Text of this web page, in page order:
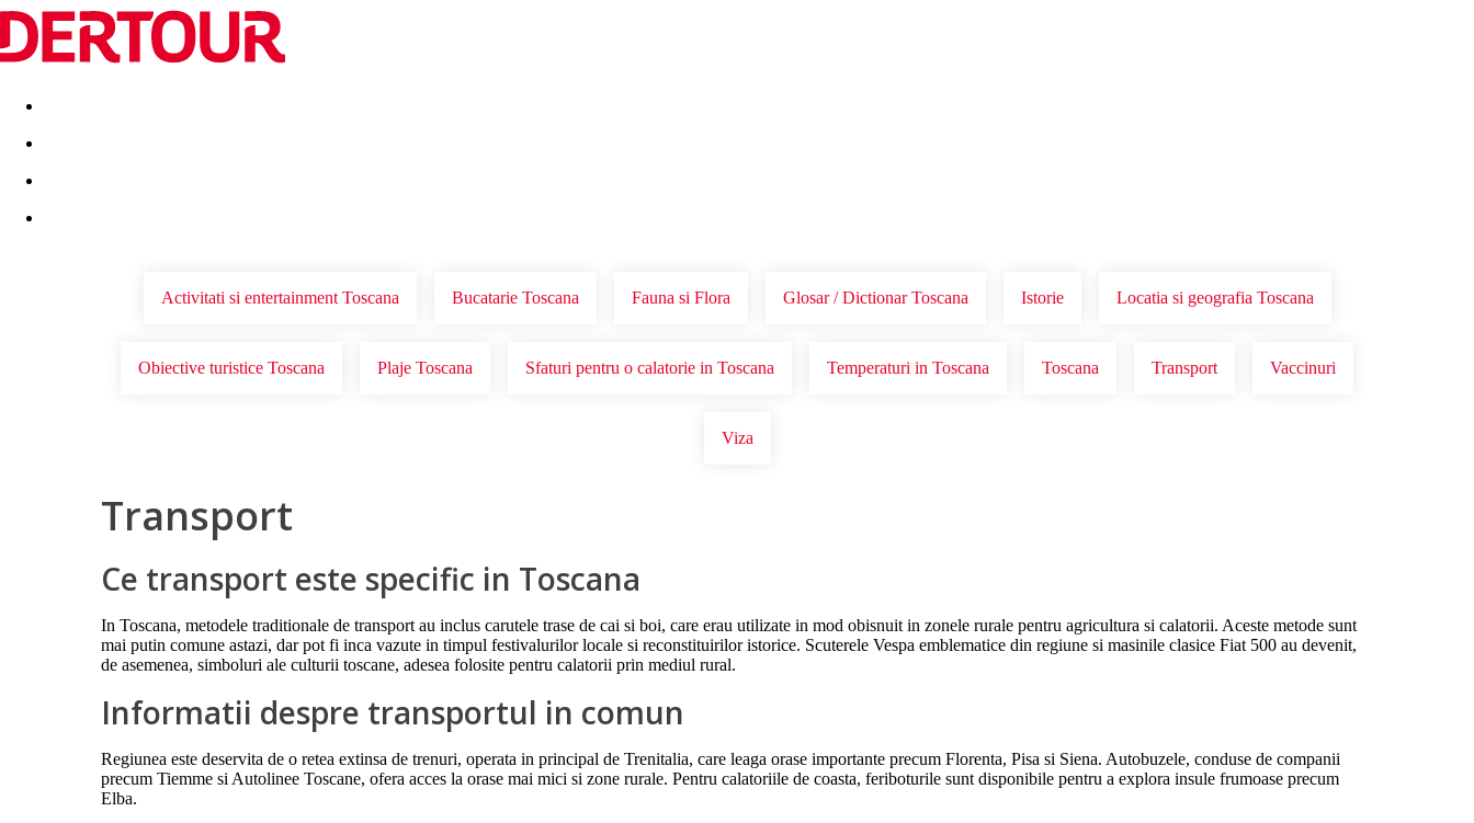
Destinatii Vacanta perfecta OFERTE DE NERATAT
Activitati si entertainment Toscana Bucatarie Toscana Fauna si Flora Glosar / Dictionar Toscana Istorie Locatia si geografia Toscana
Obiective turistice Toscana Plaje Toscana Sfaturi pentru o calatorie in Toscana Temperaturi in Toscana Toscana Transport Vaccinuri
Viza
Transport
Ce transport este specific in Toscana
In Toscana, metodele traditionale de transport au inclus carutele trase de cai si boi, care erau utilizate in mod obisnuit in zonele rurale pentru agricultura si calatorii. Aceste metode sunt
mai putin comune astazi, dar pot fi inca vazute in timpul festivalurilor locale si reconstituirilor istorice. Scuterele Vespa emblematice din regiune si masinile clasice Fiat 500 au devenit,
de asemenea, simboluri ale culturii toscane, adesea folosite pentru calatorii prin mediul rural.
Informatii despre transportul in comun
Regiunea este deservita de o retea extinsa de trenuri, operata in principal de Trenitalia, care leaga orase importante precum Florenta, Pisa si Siena. Autobuzele, conduse de companii
precum Tiemme si Autolinee Toscane, ofera acces la orase mai mici si zone rurale. Pentru calatoriile de coasta, feriboturile sunt disponibile pentru a explora insule frumoase precum
Elba.